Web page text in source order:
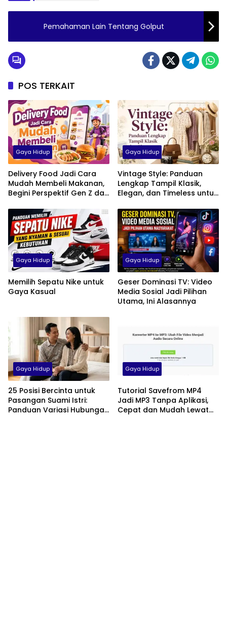
Pemahaman Lain Tentang Golput
POS TERKAIT
Gaya Hidup
Delivery Food Jadi Cara
Mudah Membeli Makanan,
Begini Perspektif Gen Z dan
Gaya Hidup
Vintage Style: Panduan
Lengkap Tampil Klasik,
Elegan, dan Timeless untuk
Gaya Hidup
Memilih Sepatu Nike untuk
Gaya Kasual
Gaya Hidup
Geser Dominasi TV: Video
Media Sosial Jadi Pilihan
Utama, Ini Alasannya
Gaya Hidup
25 Posisi Bercinta untuk
Pasangan Suami Istri:
Panduan Variasi Hubungan
Gaya Hidup
Tutorial Savefrom MP4
Jadi MP3 Tanpa Aplikasi,
Cepat dan Mudah Lewat